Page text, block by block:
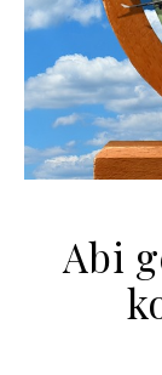
Abi